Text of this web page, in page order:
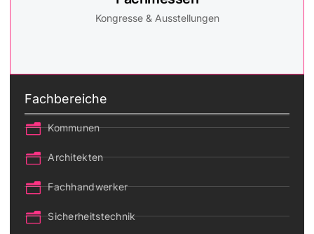
Kongresse & Ausstellungen
Fachbereiche
Kommunen
Architekten
Fachhandwerker
Sicherheitstechnik